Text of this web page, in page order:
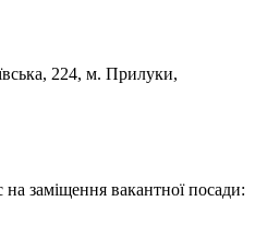
224, м. Прилуки,
заміщення вакантної посади: